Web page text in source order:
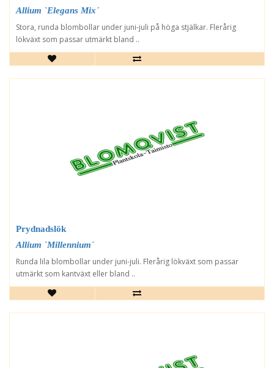
Allium `Elegans Mix´
Stora, runda blombollar under juni-juli på höga stjälkar. Flerårig
lökväxt som passar utmärkt bland ..
Prydnadslök
Allium `Millennium´
Runda lila blombollar under juni-juli. Flerårig lökväxt som passar
utmärkt som kantväxt eller bland ..